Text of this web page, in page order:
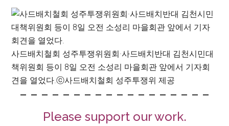
사드배치철회 성주투쟁위원회·사드배치반대 김천시민대
책위원회 등이 8일 오전 소성리 마을회관 앞에서 기자회
견을 열었다.ⓒ사드배치철회 성주투쟁위 제공
– – – – – – – – – – – – – – – – – –
Please support our work.